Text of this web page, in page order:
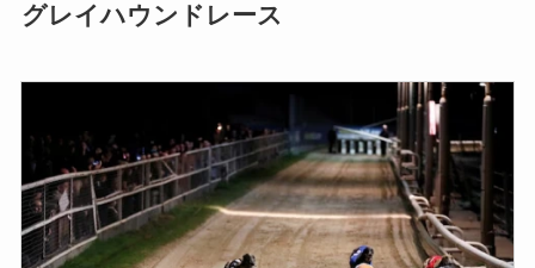
グレイハウンドレース